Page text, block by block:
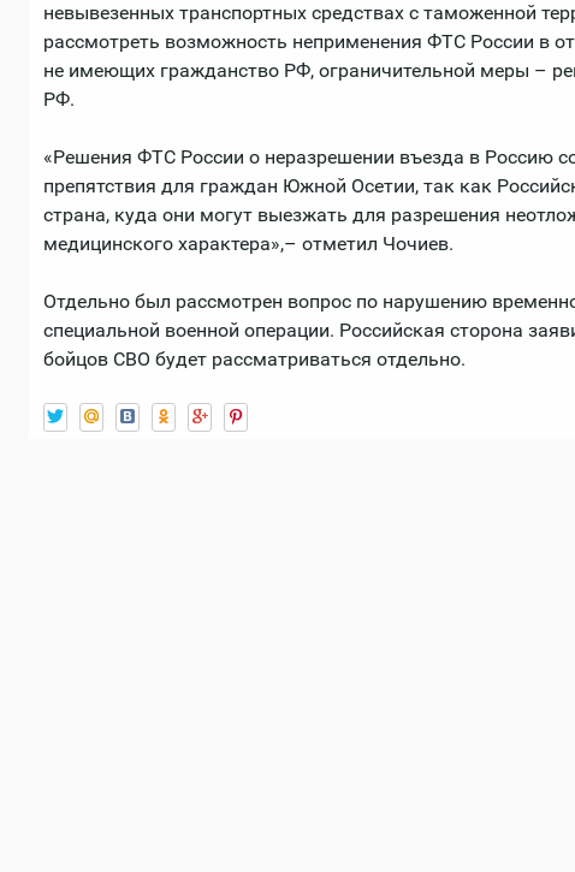
невывезенных транспортных средствах с таможенной
рассмотреть возможность неприменения ФТС России в
не имеющих гражданство РФ, ограничительной меры –
РФ.
«Решения ФТС России о неразрешении въезда в Россию
препятствия для граждан Южной Осетии, так как
страна, куда они могут выезжать для разрешения
медицинского характера»,– отметил Чочиев.
Отдельно был рассмотрен вопрос по нарушению
специальной военной операции. Российская сторона
бойцов СВО будет рассматриваться отдельно.